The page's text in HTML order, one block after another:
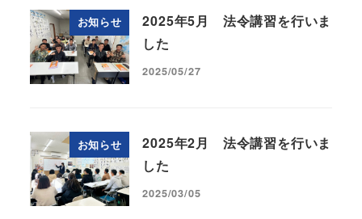
お知らせ
2025年5月 法令講習を行いま
した
2025/05/27
お知らせ
2025年2月 法令講習を行いま
した
2025/03/05